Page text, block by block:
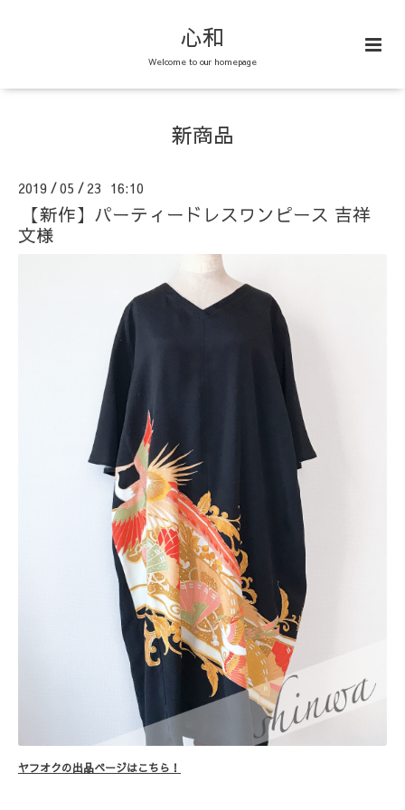
心和
Welcome to our homepage
新商品
2019 /05 / 23 16:10
【新作】パーティードレスワンピース 吉祥
文様
ヤフオクの出品ページはこちら！